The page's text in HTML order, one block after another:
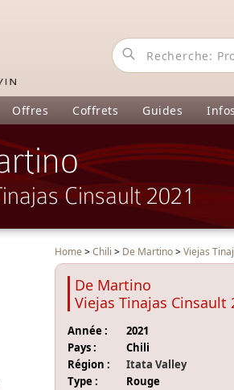
Offres Coffrets Guides
Cinsault 2021
Home >Chili > De Martino>Viejas
De Martino
Viejas Tinajas Cinsault
Année :
2021
Pays :
Chili
Région :
Itata Valley
Type :
Rouge